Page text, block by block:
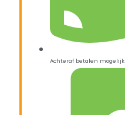
Achteraf betalen mogelijk